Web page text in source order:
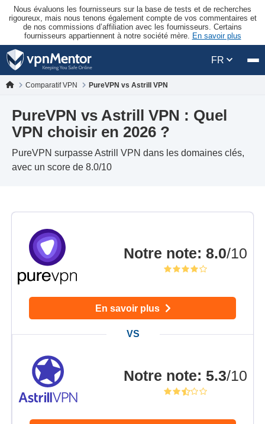
Nous évaluons les fournisseurs sur la base de tests et de recherches
rigoureux, mais nous tenons également compte de vos commentaires et
de nos commissions d’affiliation avec les fournisseurs. Certains
fournisseurs appartiennent à notre société mère. En savoir plus
FR
Comparatif VPN PureVPN vs Astrill VPN
PureVPN vs Astrill VPN : Quel
VPN choisir en 2026 ?
PureVPN surpasse Astrill VPN dans les domaines clés,
avec un score de 8.0/10
Notre note: 8.0/10
En savoir plus
Notre note: 5.3/10